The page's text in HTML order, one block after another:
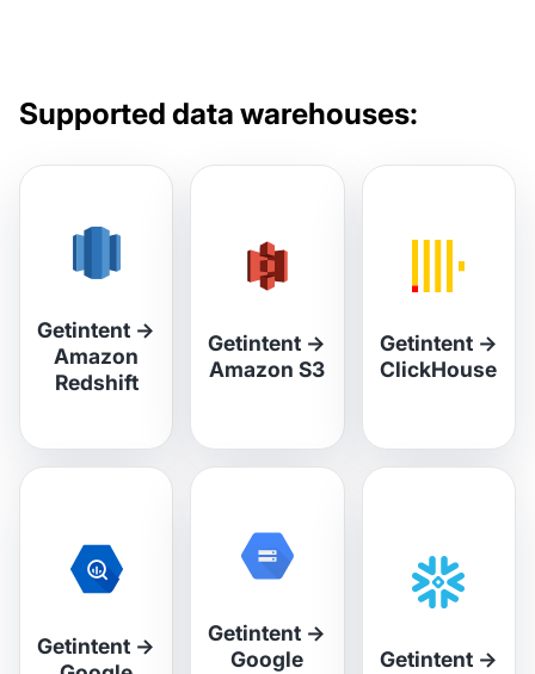
Supported data warehouses:
Getintent →
Amazon
Redshift
Getintent →
Amazon S3
Getintent→
ClickHouse
Getintent →
Getintent →
Google
Getintent→